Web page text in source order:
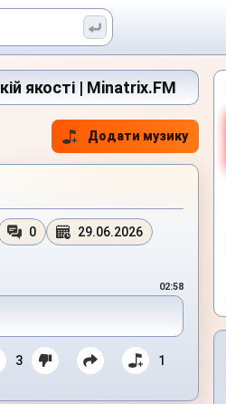
якості | Minatrix.FM
Додати музику
0
29.06.2026
02:58
3 1